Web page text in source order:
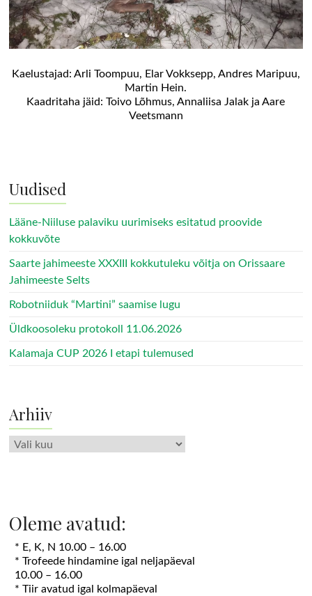
Kaelustajad: Arli Toompuu, Elar Vokksepp, Andres Maripuu,
Martin Hein.
Kaadritaha jäid: Toivo Lõhmus, Annaliisa Jalak ja Aare
Veetsmann
Uudised
Lääne-Niiluse palaviku uurimiseks esitatud proovide
kokkuvõte
Saarte jahimeeste XXXIII kokkutuleku võitja on Orissaare
Jahimeeste Selts
Robotniiduk “Martini” saamise lugu
Üldkoosoleku protokoll 11.06.2026
Kalamaja CUP 2026 I etapi tulemused
Arhiiv
Arhiiv
Oleme avatud:
* E, K, N 10.00 – 16.00
* Trofeede hindamine igal neljapäeval
10.00 – 16.00
* Tiir avatud igal kolmapäeval